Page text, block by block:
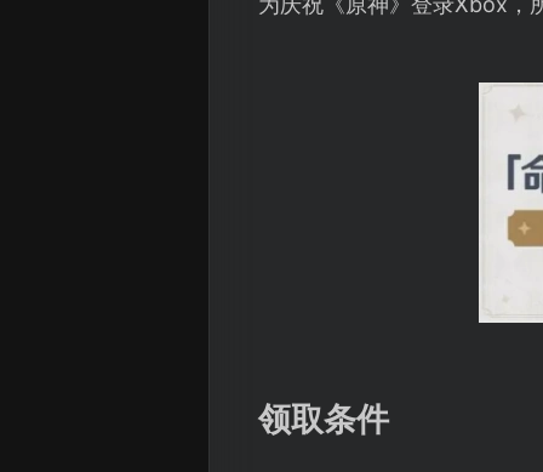
领取条件